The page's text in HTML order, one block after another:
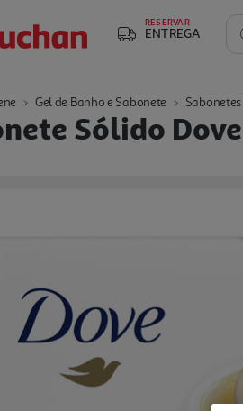
RESERVAR
ENTREGA
Gel de Banho e Sabonete Sabonetes
Sólido